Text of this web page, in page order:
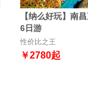
【纳么好玩】南
6日游
性价比之王
￥2780起